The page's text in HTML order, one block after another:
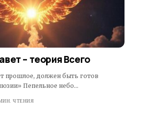
– теория Всего
прошлое, должен быть готов
Пепельное небо…
ЧТЕНИЯ